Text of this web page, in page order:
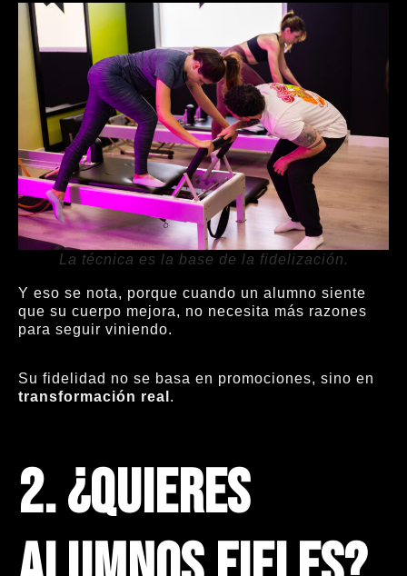
La técnica es la base de la fidelización.
Y eso se nota, porque cuando un alumno siente
que su cuerpo mejora, no necesita más razones
para seguir viniendo.
Su fidelidad no se basa en promociones, sino en
transformación real .
2. ¿Quieres